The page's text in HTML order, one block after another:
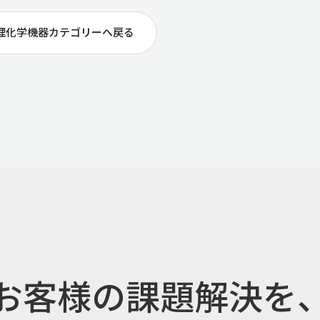
化学機器カテゴリーへ戻る
客様の課題解決を